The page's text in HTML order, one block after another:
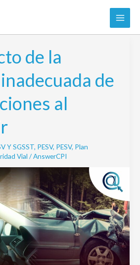
de la
de
al
Y SGSST, PESV, PESV, Plan
Vial /AnswerCPI